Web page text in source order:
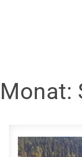
Monat: